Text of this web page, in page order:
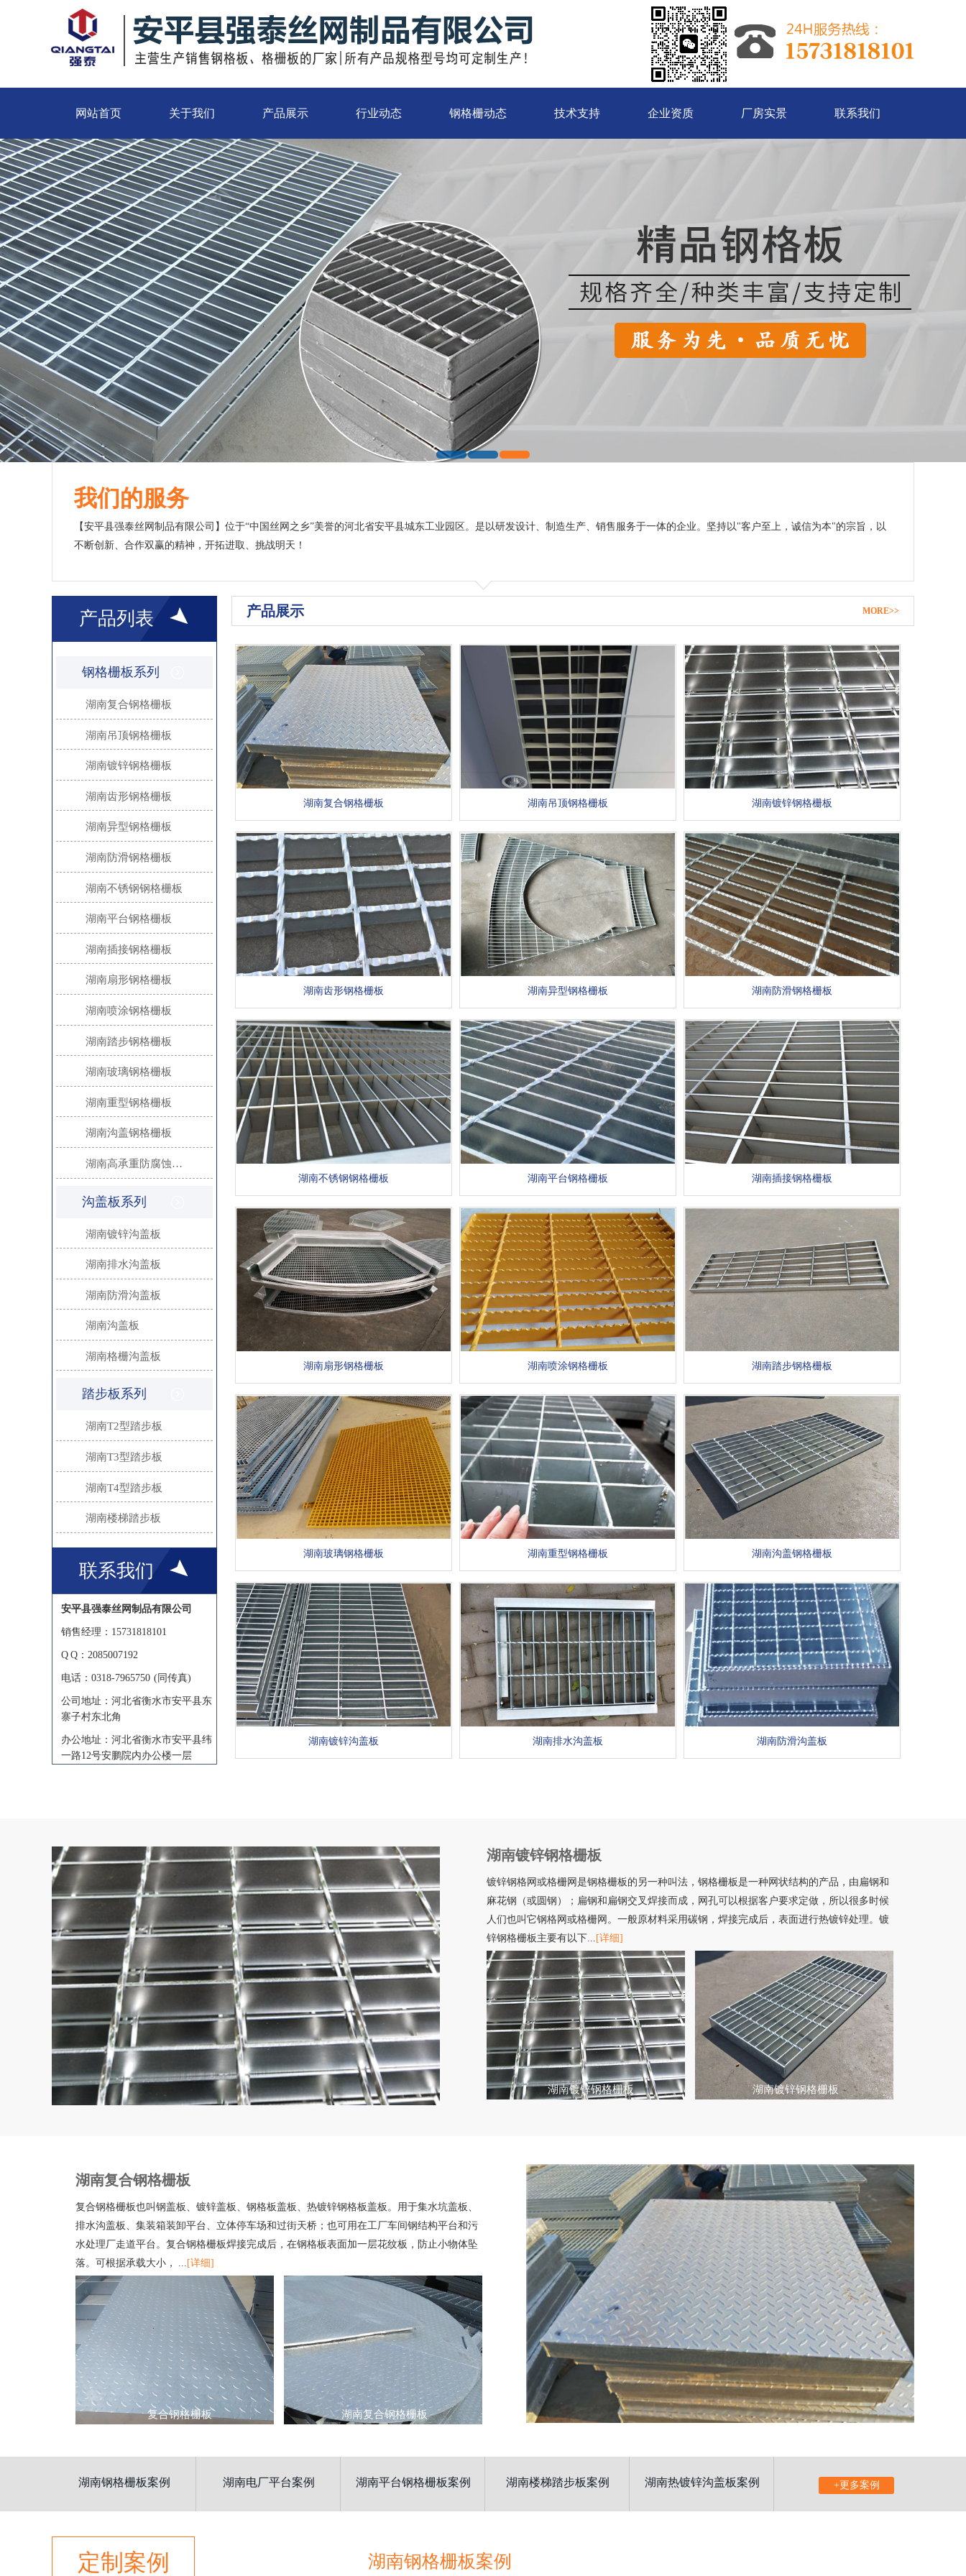
网站首页 关于我们 产品展示 行业动态 钢格栅动态 技术支持 企业资质 厂房实景 联系我们
我们的服务
【安平县强泰丝网制品有限公司】位于“中国丝网之乡”美誉的河北省安平县城东工业园区。是以研发设计、制造生产、销售服务于一体的企业。坚持以"客户至上，诚信为本"的宗旨，以
不断创新、合作双赢的精神，开拓进取、挑战明天！
MORE>>
产品展示
湖南复合钢格栅板 湖南吊顶钢格栅板 湖南镀锌钢格栅板
湖南齿形钢格栅板 湖南异型钢格栅板 湖南防滑钢格栅板
湖南不锈钢钢格栅板 湖南平台钢格栅板 湖南插接钢格栅板
湖南扇形钢格栅板 湖南喷涂钢格栅板 湖南踏步钢格栅板
湖南玻璃钢格栅板 湖南重型钢格栅板 湖南沟盖钢格栅板
湖南镀锌沟盖板 湖南排水沟盖板 湖南防滑沟盖板
产品列表
钢格栅板系列
湖南复合钢格栅板
湖南吊顶钢格栅板
湖南镀锌钢格栅板
湖南齿形钢格栅板
湖南异型钢格栅板
湖南防滑钢格栅板
湖南不锈钢钢格栅板
湖南平台钢格栅板
湖南插接钢格栅板
湖南扇形钢格栅板
湖南喷涂钢格栅板
湖南踏步钢格栅板
湖南玻璃钢格栅板
湖南重型钢格栅板
湖南沟盖钢格栅板
湖南高承重防腐蚀重型钢格栅板｜工业重载专用、可定制热镀锌钢格板
沟盖板系列
湖南镀锌沟盖板
湖南排水沟盖板
湖南防滑沟盖板
湖南沟盖板
湖南格栅沟盖板
踏步板系列
湖南T2型踏步板
湖南T3型踏步板
湖南T4型踏步板
湖南楼梯踏步板
联系我们
安平县强泰丝网制品有限公司
销售经理：15731818101
Q Q：2085007192
电话：0318-7965750 (同传真)
公司地址：河北省衡水市安平县东
寨子村东北角
办公地址：河北省衡水市安平县纬
一路12号安鹏院内办公楼一层
湖南镀锌钢格栅板
镀锌钢格网或格栅网是钢格栅板的另一种叫法，钢格栅板是一种网状结构的产品，由扁钢和
麻花钢（或圆钢）；扁钢和扁钢交叉焊接而成，网孔可以根据客户要求定做，所以很多时候
人们也叫它钢格网或格栅网。一般原材料采用碳钢，焊接完成后，表面进行热镀锌处理。镀
锌钢格栅板主要有以下...
[详细]
湖南镀锌钢格栅板 湖南镀锌钢格栅板
湖南复合钢格栅板
复合钢格栅板也叫钢盖板、镀锌盖板、钢格板盖板、热镀锌钢格板盖板。用于集水坑盖板、
排水沟盖板、集装箱装卸平台、立体停车场和过街天桥；也可用在工厂车间钢结构平台和污
水处理厂走道平台。复合钢格栅板焊接完成后，在钢格板表面加一层花纹板，防止小物体坠
落。可根据承载大小， ...
[详细]
复合钢格栅板 湖南复合钢格栅板
+更多案例
湖南钢格栅板案例 湖南电厂平台案例 湖南平台钢格栅板案例 湖南楼梯踏步板案例 湖南热镀锌沟盖板案例
定制案例 湖南钢格栅板案例